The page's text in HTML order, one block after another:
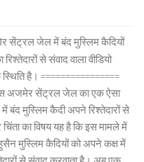
सेंट्रल जेल में बंद मुस्लिम कैदियों
से संवाद वाला वीडियो
है। ================
अजमेर सेंट्रल जेल का एक ऐसा
बंद मुस्लिम कैदी अपने रिश्तेदारों से
का विषय यह है कि इस मामले में
मुस्लिम कैदियों को अपने कक्ष में